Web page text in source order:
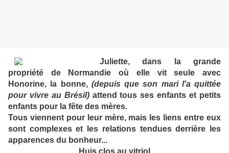
Juliette, dans la grande
propriété de Normandie où elle vit seule avec
Honorine, la bonne, (depuis que son mari l'a quittée
pour vivre au Brésil)attend tous ses enfants et petits
enfants pour la fête des mères.
Tous viennent pour leur mère, mais les liens entre eux
sont complexes et les relations tendues derrière les
apparences du bonheur...